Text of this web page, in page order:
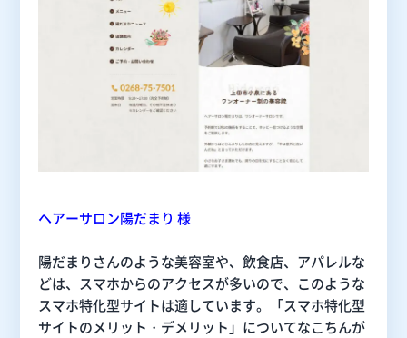
ヘアーサロン陽だまり 様
陽だまりさんのような美容室や、飲食店、アパレルな
どは、スマホからのアクセスが多いので、このような
スマホ特化型サイトは適しています。「スマホ特化型
サイトのメリット・デメリット」についてなこちんが